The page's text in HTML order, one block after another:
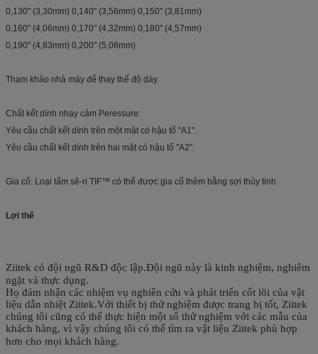
0,130" (3,30mm) 0,140" (3,56mm) 0,150" (3,81mm)
0,160" (4,06mm) 0,170" (4,32mm) 0,180" (4,57mm)
0,190" (4,83mm) 0,200" (5,08mm)
Tham khảo nhà máy để thay thế độ dày.
Chất kết dính nhạy cảm Peressure:
Yêu cầu chất kết dính trên một mặt có hậu tố "A1".
Yêu cầu chất kết dính trên hai mặt có hậu tố "A2".
Gia cố: Loại tấm sê-ri TIF™ có thể được gia cố thêm bằng sợi thủy tinh.
Lợi thế
Ziitek có đội ngũ R&D độc lập.Đội ngũ này là kinh nghiệm, nghiêm
ngặt và thực dụng.
Họ đảm nhận các nhiệm vụ nghiên cứu và phát triển cốt lõi của vật
liệu dẫn nhiệt Ziitek.Với thiết bị thử nghiệm được trang bị tốt, Ziitek
chúng tôi cũng có thể thực hiện một số thử nghiệm với các mẫu của
khách hàng, vì vậy chúng tôi có thể tìm ra vật liệu Ziitek phù hợp
hơn cho mọi khách hàng.